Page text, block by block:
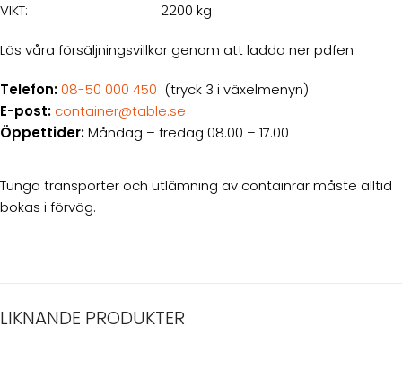
VIKT: 2200 kg
Läs våra försäljningsvillkor genom att ladda ner pdfen
Telefon:08-50 000 450 (tryck 3 i växelmenyn)
E-post: container@table.se
Öppettider:Måndag – fredag 08.00 – 17.00
Tunga transporter och utlämning av containrar måste alltid
bokas i förväg.
LIKNANDE PRODUKTER